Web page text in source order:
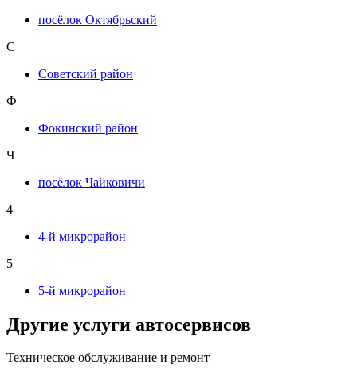
посёлок Октябрьский
С
Советский район
Ф
Фокинский район
Ч
посёлок Чайковичи
4
4-й микрорайон
5
5-й микрорайон
Другие услуги автосервисов
Техническое обслуживание и ремонт